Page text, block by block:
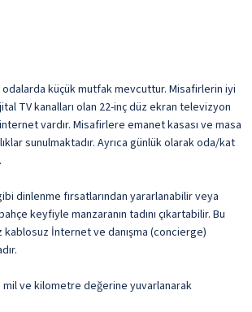
odalarda küçük mutfak mevcuttur. Misafirlerin iyi
TV kanalları olan 22-inç düz ekran televizyon
vardır. Misafirlere emanet kasası ve masa
sunulmaktadır. Ayrıca günlük olarak oda/kat
dinlenme fırsatlarından yararlanabilir veya
keyfiyle manzaranın tadını çıkartabilir. Bu
İnternet ve danışma (concierge)
mil ve kilometre değerine yuvarlanarak